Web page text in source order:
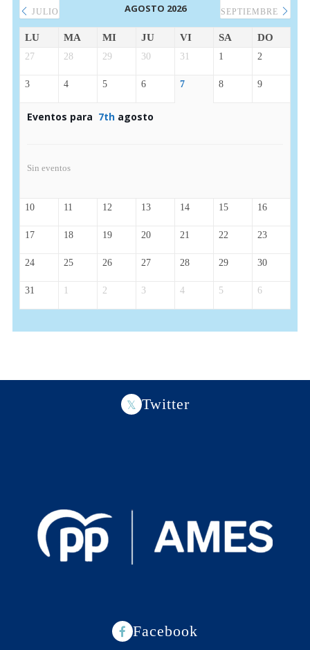
JULIO AGOSTO 2026 SEPTIEMBRE
LU MA MI JU VI SA DO
27 28 29 30 31 1 2
3 4 5 6 7 8 9
Eventos para 7thagosto
Sin eventos
10 11 12 13 14 15 16
17 18 19 20 21 22 23
24 25 26 27 28 29 30
31 1 2 3 4 5 6
Twitter
Facebook